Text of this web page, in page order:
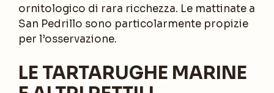
ornitologico di rara ricchezza. Le mattinate a
San Pedrillo sono particolarmente propizie
per l’osservazione.
LE TARTARUGHE MARINE